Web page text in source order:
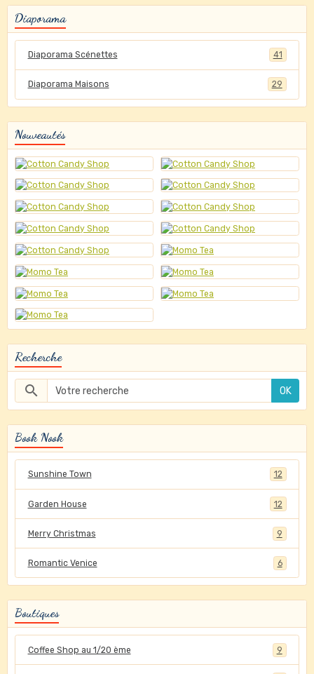
Diaporama
Diaporama Scénettes 41
Diaporama Maisons 29
Nouveautés
Recherche
OK
Book Nook
Sunshine Town 12
Garden House 12
Merry Christmas 9
Romantic Venice 6
Boutiques
Coffee Shop au 1/20 ème 9